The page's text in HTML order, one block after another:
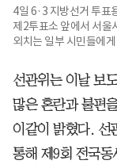
4일 6·3 지방선거 투표
제2투표소 앞에서 서울
외치는 일부 시민들에
선관위는 이날 보
많은 혼란과 불편
이같이 밝혔다. 선
통해 제9회 전국동